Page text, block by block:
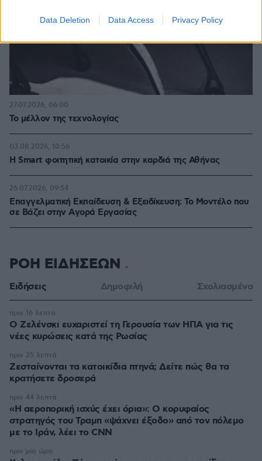
Data Deletion Data Access Privacy Policy
Το μέλλον της τεχνολογίας
27.07.2026, 06:00
Η Smart φοιτητική κατοικία στην καρδιά της Αθήνας
03.08.2026, 10:56
Επαγγελματική Εκπαίδευση & Εξειδίκευση: Το Mοντέλο που
σε Bάζει στην Aγορά Eργασίας
26.07.2026, 09:54
ΡΟΗ ΕΙΔΗΣΕΩΝ
Ειδήσεις Δημοφιλή Σχολιασμένα
Ο Ζελένσκι ευχαριστεί τη Γερουσία των ΗΠΑ για τις
νέες κυρώσεις κατά της Ρωσίας
πριν 16 λεπτά
Ζεσταίνονται τα κατοικίδια πτηνά; Δείτε πώς θα τα
κρατήσετε δροσερά
πριν 25 λεπτά
«Η αεροπορική ισχύς έχει όρια»: Ο κορυφαίος
στρατηγός του Τραμπ «ψάχνει έξοδο» από τον πόλεμο
με το Ιράν, λέει το CNN
πριν 44 λεπτά
πριν μία ώρα